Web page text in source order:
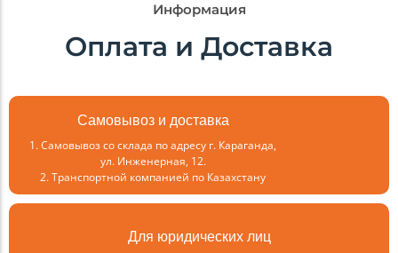
Информация
Оплата и Доставка
Самовывоз и доставка
1. Самовывоз со склада по адресу г. Караганда,
ул. Инженерная, 12.
2. Транспортной компанией по Казахстану
Для юридических лиц